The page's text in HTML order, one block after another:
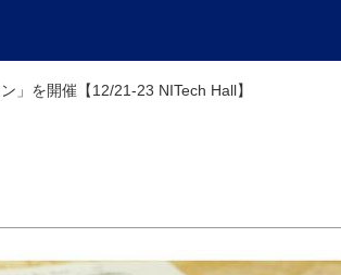
」を開催【12/21-23 NITech Hall】